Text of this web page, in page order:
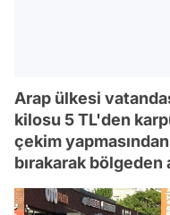
Arap ülkesi
kilosu 5 TL'den
çekim
bırakarak bölgeden